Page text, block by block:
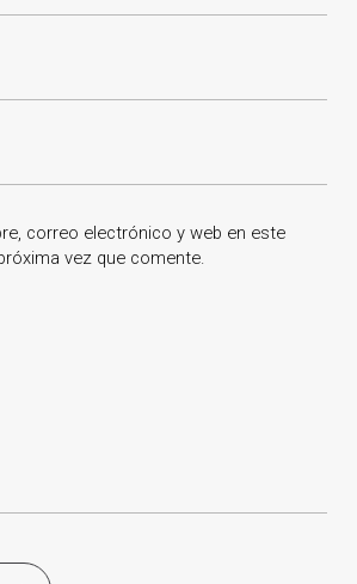
correo electrónico y web en este
vez que comente.